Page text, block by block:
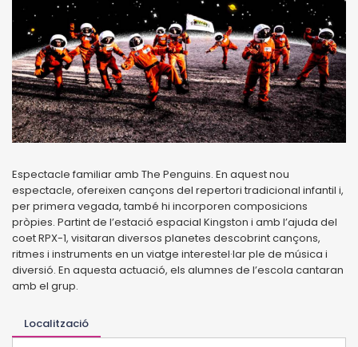
Espectacle familiar amb The Penguins. En aquest nou
espectacle, ofereixen cançons del repertori tradicional infantil i,
per primera vegada, també hi incorporen composicions
pròpies. Partint de l’estació espacial Kingston i amb l’ajuda del
coet RPX-1, visitaran diversos planetes descobrint cançons,
ritmes i instruments en un viatge interestel·lar ple de música i
diversió. En aquesta actuació, els alumnes de l’escola cantaran
amb el grup.
Localització